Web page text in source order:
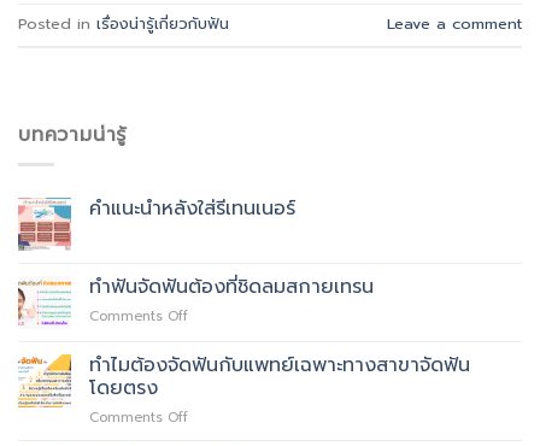
Posted in เรื่องน่ารู้เกี่ยวกับฟัน Leave a comment
บทความน่ารู้
คำแนะนำหลังใส่รีเทนเนอร์
ทำฟันจัดฟันต้องที่ชิดลมสกายเทรน
Comments Offon
จัด
ฟัน
ที่
ทำไมต้องจัดฟันกับแพทย์เฉพาะทางสาขาจัดฟัน
โดยตรง
Comments Offon